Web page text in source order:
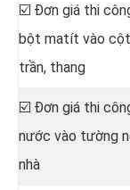
☑️ Đơn giá thi
bột matít vào
trần, thang
☑️ Đơn giá thi
nước vào tường
nhà